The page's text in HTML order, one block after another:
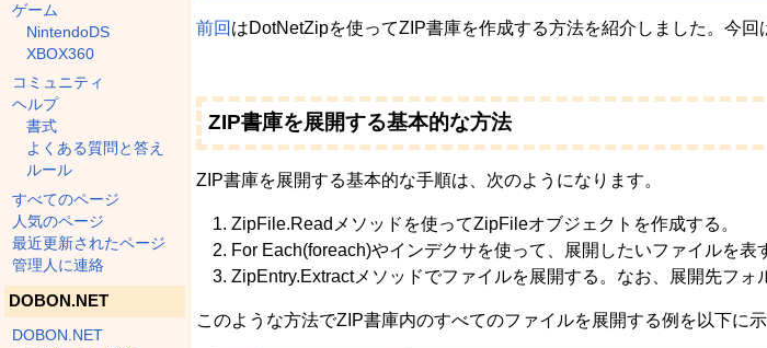
ゲーム
NintendoDS
XBOX360
コミュニティ
ヘルプ
書式
よくある質問と答え
ルール
すべてのページ
人気のページ
最近更新されたページ
管理人に連絡
DOBON.NET
DOBON.NET
前回 はDotNetZipを使ってZIP書庫を作成する方法を紹介しました。今
ZIP書庫を展開する基本的な方法
ZIP書庫を展開する基本的な手順は、次のようになります。
ZipFile.Readメソッドを使ってZipFileオブジェクトを作成する。
For Each(foreach)やインデクサを使って、展開したいファイルを表
ZipEntry.Extractメソッドでファイルを展開する。なお、展開先フォ
このような方法でZIP書庫内のすべてのファイルを展開する例を以下に示